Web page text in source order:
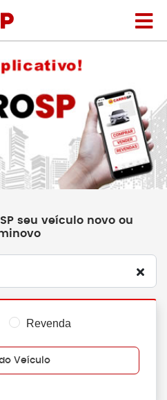
seu veículo novo ou
Revenda
Veículo